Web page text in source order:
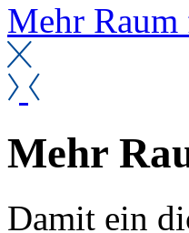
Mehr
Mehr
Da­mit ein